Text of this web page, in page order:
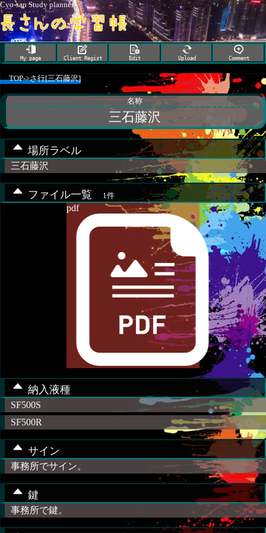
Cyo-san Study planner
My page Client Regist Edit Upload Comment
TOP->さ行[三石藤沢]
名称
三石藤沢
場所ラベル
三石藤沢
ファイル一覧 1件
pdf
納入液種
SF500S
SF500R
サイン
事務所でサイン。
鍵
事務所で鍵。